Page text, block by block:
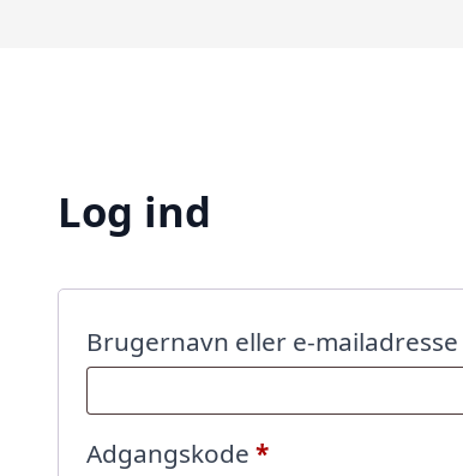
Log ind
Brugernavn eller e-mailadresse
Adgangskode *Påkrævet